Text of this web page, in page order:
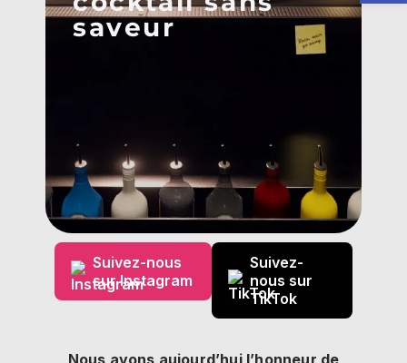
saveur
Suivez-nous
sur Instagram
Suivez-
nous sur
TikTok
Nous avons aujourd’hui l’honneur de